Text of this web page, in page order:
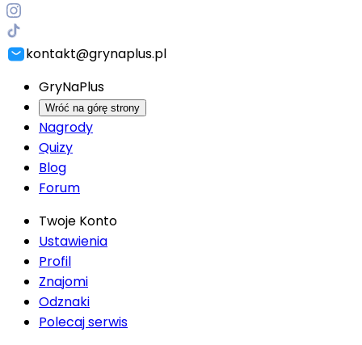
kontakt@grynaplus.pl
GryNaPlus
Wróć na górę strony
Nagrody
Quizy
Blog
Forum
Twoje Konto
Ustawienia
Profil
Znajomi
Odznaki
Polecaj serwis